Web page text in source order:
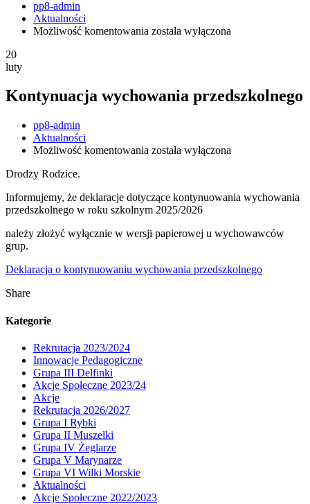
Author
pp8-admin
Aktualności
Możliwość komentowania Kontynuacja
została wyłączona
20
luty
Kontynuacja wychowania przedszkolnego
Author
pp8-admin
Aktualności
Możliwość komentowania Kontynuacja
została wyłączona
Drodzy Rodzice.
Informujemy, że deklaracje dotyczące kontynuowania wychowania
przedszkolnego w roku szkolnym 2025/2026
należy złożyć wyłącznie w wersji papierowej u wychowawców
grup.
Deklaracja o kontynuowaniu wychowania przedszkolnego
Share
Kategorie
Rekrutacja 2023/2024
Innowacje Pedagogiczne
Grupa III Delfinki
Akcje Społeczne 2023/24
Akcje
Rekrutacja 2026/2027
Grupa I Rybki
Grupa II Muszelki
Grupa IV Żeglarze
Grupa V Marynarze
Grupa VI Wilki Morskie
Aktualności
Akcje Społeczne 2022/2023